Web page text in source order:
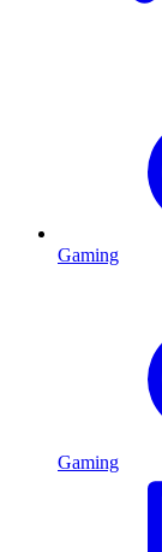
Gaming
Gaming